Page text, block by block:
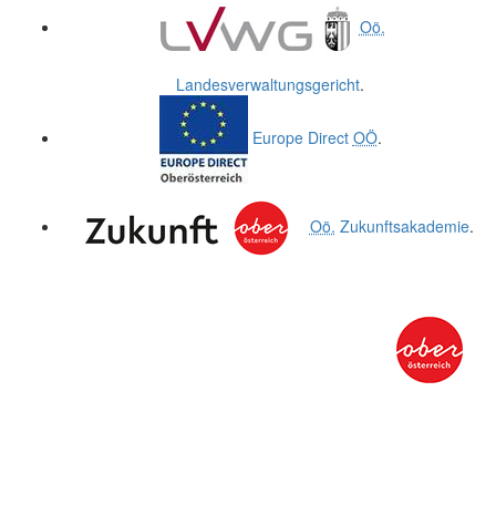
Oö.
Landesverwaltungsgericht.
Europe Direct OÖ.
Oö. Zukunftsakademie.